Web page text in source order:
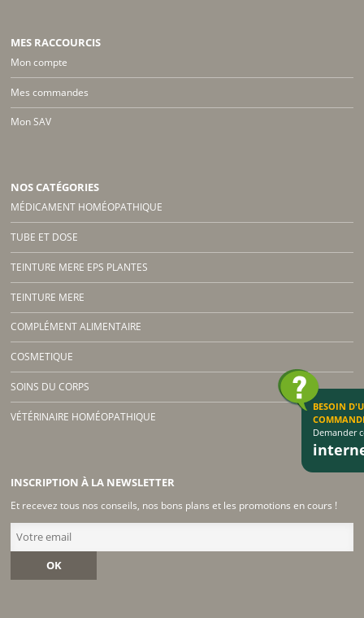
MES RACCOURCIS
Mon compte
Mes commandes
Mon SAV
NOS CATÉGORIES
MÉDICAMENT HOMÉOPATHIQUE
TUBE ET DOSE
TEINTURE MERE EPS PLANTES
TEINTURE MERE
COMPLÉMENT ALIMENTAIRE
COSMETIQUE
SOINS DU CORPS
VÉTÉRINAIRE HOMÉOPATHIQUE
INSCRIPTION À LA NEWSLETTER
Et recevez tous nos conseils, nos bons plans et les promotions en cours !
OK
BESOIN
Demander